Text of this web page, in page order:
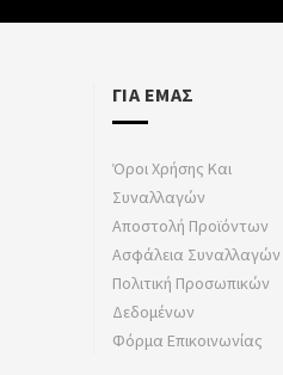
ΓΙΑ ΕΜΑΣ
Όροι Χρήσης Και
Συναλλαγών
Αποστολή Προϊόντων
Ασφάλεια Συναλλαγών
Πολιτική Προσωπικών
Δεδομένων
Φόρμα Επικοινωνίας